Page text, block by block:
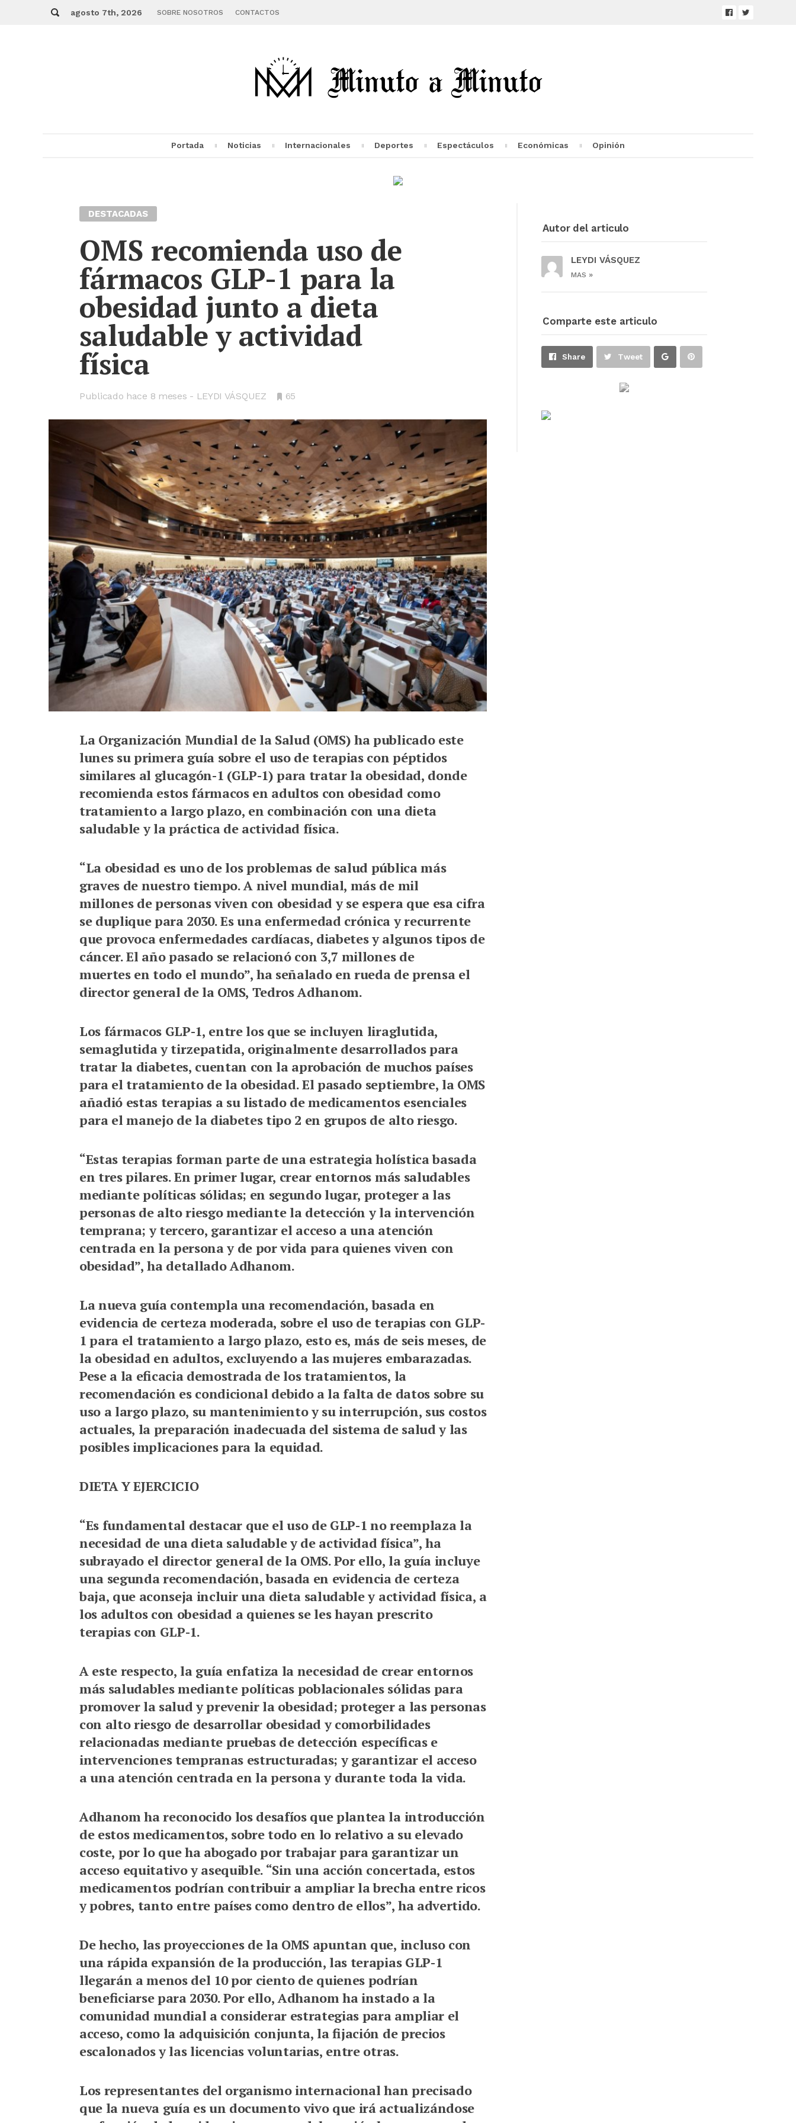
Buscar
agosto 7th, 2026 SOBRE NOSOTROS CONTACTOS
Portada Noticias Internacionales Deportes Espectáculos Económicas Opinión
DESTACADAS
OMS recomienda uso de
fármacos GLP-1 para la
obesidad junto a dieta
saludable y actividad
física
Publicado hace 8 meses LEYDI VÁSQUEZ
•
65
La Organización Mundial de la Salud (OMS) ha publicado este
lunes su primera guía sobre el uso de terapias con péptidos
similares al glucagón-1 (GLP-1) para tratar la obesidad, donde
recomienda estos fármacos en adultos con obesidad como
tratamiento a largo plazo, en combinación con una dieta
saludable y la práctica de actividad física.
“La obesidad es uno de los problemas de salud pública más
graves de nuestro tiempo. A nivel mundial, más de mil
millones de personas viven con obesidad y se espera que esa cifra
se duplique para 2030. Es una enfermedad crónica y recurrente
que provoca enfermedades cardíacas, diabetes y algunos tipos de
cáncer. El año pasado se relacionó con 3,7 millones de
muertes en todo el mundo”, ha señalado en rueda de prensa el
director general de la OMS, Tedros Adhanom.
Los fármacos GLP-1, entre los que se incluyen liraglutida,
semaglutida y tirzepatida, originalmente desarrollados para
tratar la diabetes, cuentan con la aprobación de muchos países
para el tratamiento de la obesidad. El pasado septiembre, la OMS
añadió estas terapias a su listado de medicamentos esenciales
para el manejo de la diabetes tipo 2 en grupos de alto riesgo.
“Estas terapias forman parte de una estrategia holística basada
en tres pilares. En primer lugar, crear entornos más saludables
mediante políticas sólidas; en segundo lugar, proteger a las
personas de alto riesgo mediante la detección y la intervención
temprana; y tercero, garantizar el acceso a una atención
centrada en la persona y de por vida para quienes viven con
obesidad”, ha detallado Adhanom.
La nueva guía contempla una recomendación, basada en
evidencia de certeza moderada, sobre el uso de terapias con GLP-
1 para el tratamiento a largo plazo, esto es, más de seis meses, de
la obesidad en adultos, excluyendo a las mujeres embarazadas.
Pese a la eficacia demostrada de los tratamientos, la
recomendación es condicional debido a la falta de datos sobre su
uso a largo plazo, su mantenimiento y su interrupción, sus costos
actuales, la preparación inadecuada del sistema de salud y las
posibles implicaciones para la equidad.
DIETA Y EJERCICIO
“Es fundamental destacar que el uso de GLP-1 no reemplaza la
necesidad de una dieta saludable y de actividad física”, ha
subrayado el director general de la OMS. Por ello, la guía incluye
una segunda recomendación, basada en evidencia de certeza
baja, que aconseja incluir una dieta saludable y actividad física, a
los adultos con obesidad a quienes se les hayan prescrito
terapias con GLP-1.
A este respecto, la guía enfatiza la necesidad de crear entornos
más saludables mediante políticas poblacionales sólidas para
promover la salud y prevenir la obesidad; proteger a las personas
con alto riesgo de desarrollar obesidad y comorbilidades
relacionadas mediante pruebas de detección específicas e
intervenciones tempranas estructuradas; y garantizar el acceso
a una atención centrada en la persona y durante toda la vida.
Adhanom ha reconocido los desafíos que plantea la introducción
de estos medicamentos, sobre todo en lo relativo a su elevado
coste, por lo que ha abogado por trabajar para garantizar un
acceso equitativo y asequible. “Sin una acción concertada, estos
medicamentos podrían contribuir a ampliar la brecha entre ricos
y pobres, tanto entre países como dentro de ellos”, ha advertido.
De hecho, las proyecciones de la OMS apuntan que, incluso con
una rápida expansión de la producción, las terapias GLP-1
llegarán a menos del 10 por ciento de quienes podrían
beneficiarse para 2030. Por ello, Adhanom ha instado a la
comunidad mundial a considerar estrategias para ampliar el
acceso, como la adquisición conjunta, la fijación de precios
escalonados y las licencias voluntarias, entre otras.
Los representantes del organismo internacional han precisado
que la nueva guía es un documento vivo que irá actualizándose
Autor del articulo
LEYDI VÁSQUEZ
MAS »
Comparte este articulo
Share Tweet Share Pin